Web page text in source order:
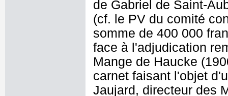
de Gabriel de Saint-
(cf. le PV du comité
somme de 400 000
face à l'adjudication
Mange de Haucke
carnet faisant l'objet
Jaujard, directeur des